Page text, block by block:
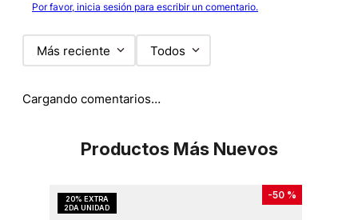
Por favor, inicia sesión para escribir un comentario.
Más reciente Todos
Cargando comentarios…
Productos Más Nuevos
-50 %